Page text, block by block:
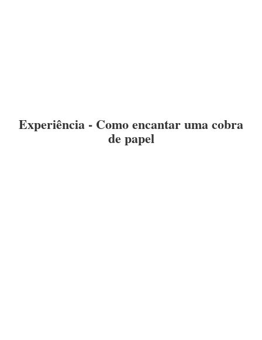
Experiência - Como encantar uma cobra
de papel